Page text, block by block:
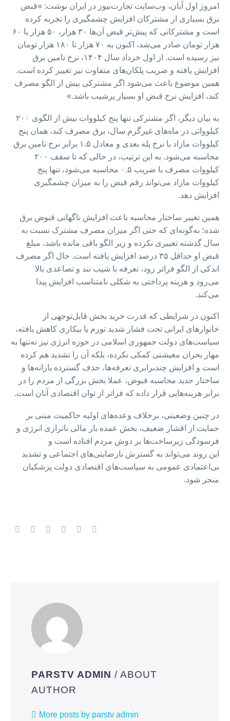
امروز اول آبان، وب‌سایت تجارت‌نیوز در ایران نوشت:‌ «قبض
برق بسیاری از مشترکان افزایش چشمگیری را تجربه کرده
است و مشترکانی که پیش‌تر قبض آن‌ها ۳۰ هزار، ۵۰ هزار یا ۶۰
هزار تومان صادر می‌شد، اکنون به ۷۰ هزار تا ۱۸۰ هزار تومان
نیز رسیده است. از اول خرداد سال ۱۴۰۴، نرخ تامین برق
افزایش یافته و ضریب پلکان‌های متفاوت نیز تغییر کرده است.
همین موضوع باعث می‌شود اگر مشترکی بیش از الگو مصرف
کند، افزایش نرخ قبض او بسیار پرشیب باشد.»
به بیان دیگر، اگر مشترکی تنها پنج کیلووات بیش از الگوی ۲۰۰
کیلوواتی در ماه‌های غیرگرم سال، برق مصرف کند، همان پنج
کیلووات مازاد با نرخ پله بعدی و معادل ۱.۵ برابر نرخ تامین برق
محاسبه می‌شود. به این ترتیب، در حالی که تا سقف ۲۰۰
کیلووات مصرف با ضریب ۰.۵ محاسبه می‌شود، تنها پنج
کیلووات مازاد می‌تواند رقم قبض را به‌ میزان چشمگیری
افزایش دهد.
همین تغییر ساختار محاسبه باعث افزایش ناگهانی قبوض برق
شده؛ به‌گونه‌ای که حتی اگر میزان مصرف مشترک نسبت به
سال گذشته تغییری نکرده و زیر الگو باقی مانده باشد، مبلغ
قبض او حداقل ۳۵ درصد افزایش یافته است. حال اگر مصرف
اندکی از الگو فراتر رود، تعرفه با شیب تند و تصاعدی بالا
می‌رود و هزینه پرداختی به شکلی نامتناسب افزایش پیدا
می‌کند.
اکنون در شرایطی که قدرت خرید بخش قابل‌توجهی از
خانوارهای ایرانی تحت فشار شدید تورم یا بیکاری کاهش یافته،
سیاست‌های دولت جمهوری اسلامی در حوزه انرژی نیز نه‌تنها به
مهار بحران معیشتی کمکی نکرده، بلکه آن را تشدید هم کرده
است و افزایش چندبرابری تعرفه‌ها، حذف گسترده یارانه‌ها و
ساختار جدید محاسبه قبوض، عملا بخش بزرگی از مردم را در
برابر هزینه‌هایی قرار داده که فراتر از توان اقتصادی‌ آنان است.
در چنین وضعیتی، برخلاف وعده‌های اولیه حاکمیت مبنی بر
حمایت از اقشار ضعیف، بخش عمده بار مالی ناترازی انرژی و
فرسودگی زیرساخت‌ها بر دوش مردم افتاده است و
این روند می‌تواند به گسترش نارضایتی‌های اجتماعی و تشدید
بی‌اعتمادی عمومی به سیاست‌های اقتصادی دولت پزشکیان
منجر شود.
PARSTV ADMIN/ ABOUT
AUTHOR
More posts by parstv admin